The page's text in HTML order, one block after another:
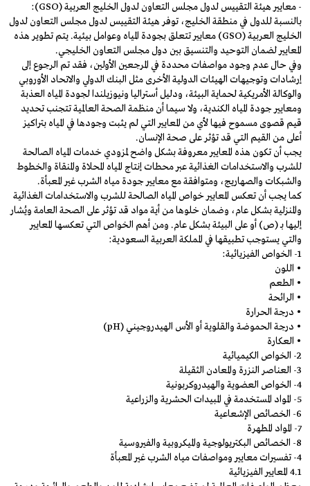
- معايير هيئة التقييس لدول مجلس التعاون لدول الخليج العربية (GSO):
بالنسبة للدول في منطقة الخليج، توفر هيئة التقييس لدول مجلس التعاون لدول
الخليج العربية (GSO) معايير تتعلق بجودة المياه وعوامل بيئية. يتم تطوير هذه
المعايير لضمان التوحيد والتنسيق بين دول مجلس التعاون الخليجي.
وفي حال عدم وجود مواصفات محددة في المرجعين الأولين، فقد تم الرجوع إلى
إرشادات وتوجيهات الهيئات الدولية الأخرى مثل البنك الدولي والاتحاد الأوروبي
والوكالة الأمريكية لحماية البيئة، ودليل أستراليا ونيوزيلندا لجودة المياه العذبة
ومعايير جودة المياه الكندية، ولا سيما أن منظمة الصحة العالمية تتجنب تحديد
قيم قصوى مسموح فيها لأي من المعايير التي لم يثبت وجودها في المياه بتراكيز
أعلى من القيم التي قد تؤثر على صحة الإنسان.
يجب أن تكون هذه المعايير معروفة بشكل واضح لمزودي خدمات المياه الصالحة
للشرب والاستخدامات الغذائية عبر محطات إنتاج المياه المحلاة والمنقاة والخطوط
والشبكات والصهاريج، ومتوافقة مع معايير جودة مياه الشرب غير المعبأة.
كما يجب أن تعكس المعايير خواص المياه الصالحة للشرب والاستخدامات الغذائية
والمنزلية بشكل عام، وضمان خلوها من أية مواد قد تؤثر على الصحة العامة ويُشار
إليها بـ (ص) أو على البيئة بشكل عام. ومن أهم الخواص التي تعكسها المعايير
والتي يستوجب تطبيقها في المملكة العربية السعودية:
1- الخواص الفيزيائية:
• اللون
• الطعم
• الرائحة
• درجة الحرارة
• درجة الحموضة والقلوية أو الأس الهيدروجيني (pH)
• العكارة
2- الخواص الكيميائية
3- العناصر النزرة والمعادن الثقيلة
4- الخواص العضوية والهيدروكربونية
5- المواد المستخدمة في المبيدات الحشرية والزراعية
6- الخصائص الإشعاعية
7- المواد المطهرة
8- الخصائص البكتريولوجية والميكروبية والفيروسية
4- تفسيرات معايير ومواصفات مياه الشرب غير المعبأة
4.1 المعايير الفيزيائية